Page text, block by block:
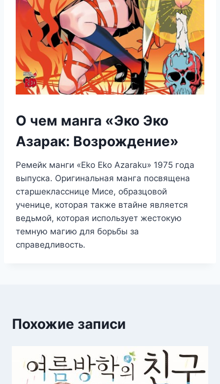
О чем манга «Эко Эко
Азарак: Возрождение»
Ремейк манги «Eko Eko Azaraku» 1975 года
выпуска. Оригинальная манга посвящена
старшекласснице Мисе, образцовой
ученице, которая также втайне является
ведьмой, которая использует жестокую
темную магию для борьбы за
справедливость.
Похожие записи